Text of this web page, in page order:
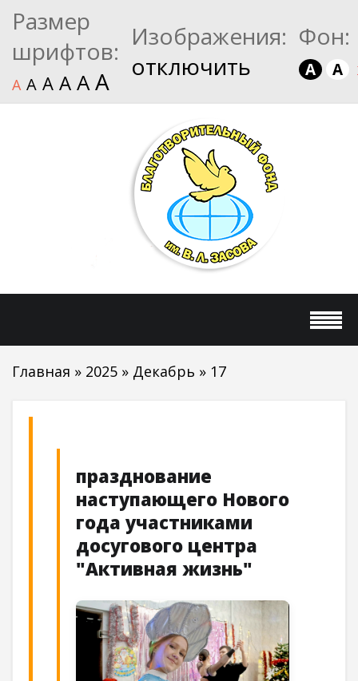
Размер
шрифтов:
A A A A AA
Изображения:
отключить
Фон:
A A
Главная » 2025 » Декабрь » 17
празднование
наступающего Нового
года участниками
досугового центра
"Активная жизнь"